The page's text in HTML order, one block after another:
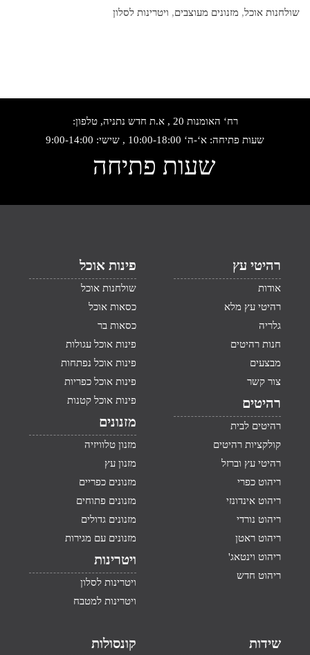
שולחנות אוכל, מזנונים מעוצבים, ויטרינות לסלון
רח‘ האומנות 20 , א.ת חדש נתניה, טלפון:
שעות פתיחה: א‘-ה‘ 10:00-18:00 , שישי: 9:00-14:00
שעות פתיחה
רהיטי עץ
אודות
רהיטי עץ מלא
גלריה
חנות רהיטים
מבצעים
צור קשר
רהיטים
רהיטים לבית
קולקציות רהיטים
רהיטי עץ וברזל
ריהוט כפרי
ריהוט אינדונזי
ריהוט נורדי
ריהוט ראטן
ריהוט וינטאג'
ריהוט חדש
פינות אוכל
שולחנות אוכל
כסאות אוכל
כסאות בר
פינות אוכל עגולות
פינות אוכל נפתחות
פינות אוכל כפריות
פינות אוכל קטנות
מזנונים
מזנון טלוויזיה
מזנון עץ
מזנונים כפריים
מזנונים פתוחים
מזנונים גדולים
מזנונים עם מגירות
ויטרינות
ויטרינות לסלון
ויטרינות למטבח
שידות קונסולות